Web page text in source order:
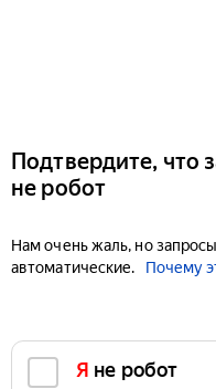
Подтвердите, что
не робот
Нам очень жаль, но
автоматические.
Почему
Я не робот